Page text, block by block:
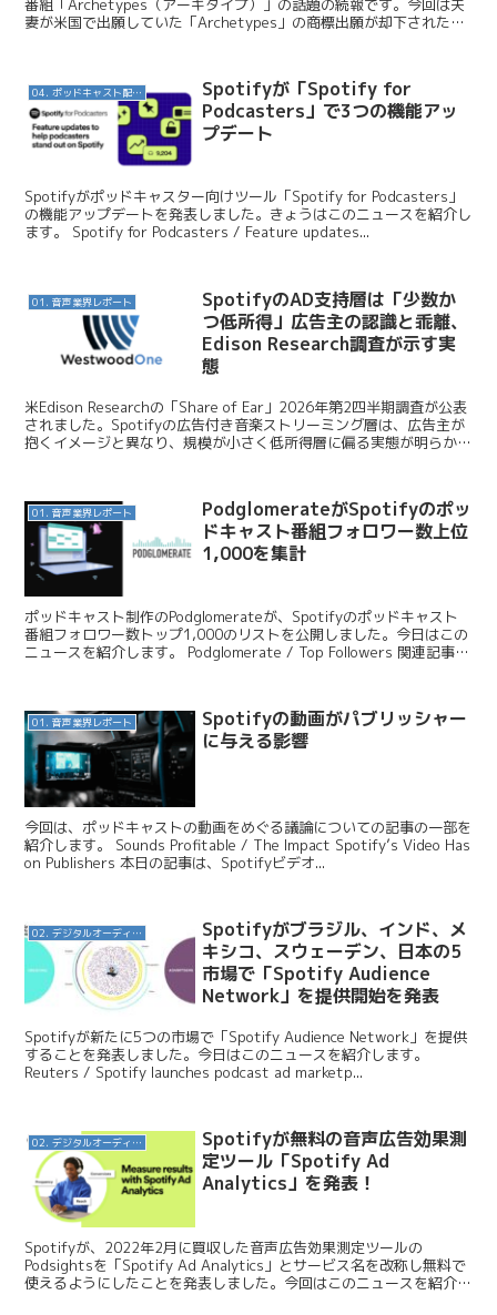
番組「Archetypes（アーキタイプ）」の話題の続報です。今回は夫
妻が米国で出願していた「Archetypes」の商標出願が却下されたと
04. ポッドキャスト配信・制作等
Spotifyが「Spotify for
Podcasters」で3つの機能アッ
プデート
Spotifyがポッドキャスター向けツール「Spotify for Podcasters」
の機能アップデートを発表しました。きょうはこのニュースを紹介し
ます。 Spotify for Podcasters / Feature updates...
01. 音声業界レポート
SpotifyのAD支持層は「少数か
つ低所得」広告主の認識と乖離、
Edison Research調査が示す実
態
米Edison Researchの「Share of Ear」2026年第2四半期調査が公表
されました。Spotifyの広告付き音楽ストリーミング層は、広告主が
抱くイメージと異なり、規模が小さく低所得層に偏る実態が明らかに
01. 音声業界レポート
PodglomerateがSpotifyのポッ
ドキャスト番組フォロワー数上位
1,000を集計
ポッドキャスト制作のPodglomerateが、Spotifyのポッドキャスト
番組フォロワー数トップ1,000のリストを公開しました。今日はこの
ニュースを紹介します。 Podglomerate / Top Followers 関連記事
01. 音声業界レポート
Spotifyの動画がパブリッシャー
に与える影響
今回は、ポッドキャストの動画をめぐる議論についての記事の一部を
紹介します。 Sounds Profitable / The Impact Spotify’s Video Has
on Publishers 本日の記事は、Spotifyビデオ...
02. デジタルオーディオ広告（音声広告）
Spotifyがブラジル、インド、メ
キシコ、スウェーデン、日本の5
市場で「Spotify Audience
Network」を提供開始を発表
Spotifyが新たに5つの市場で「Spotify Audience Network」を提供
することを発表しました。今日はこのニュースを紹介します。
Reuters / Spotify launches podcast ad marketp...
02. デジタルオーディオ広告（音声広告）
Spotifyが無料の音声広告効果測
定ツール「Spotify Ad
Analytics」を発表！
Spotifyが、2022年2月に買収した音声広告効果測定ツールの
Podsightsを「Spotify Ad Analytics」とサービス名を改称し無料で
使えるようにしたことを発表しました。今回はこのニュースを紹介し